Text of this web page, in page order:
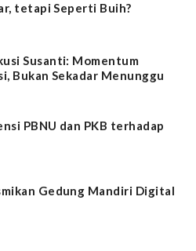
tetapi Seperti Buih?
Susanti: Momentum
Bukan Sekadar Menunggu
PBNU dan PKB terhadap
Gedung Mandiri Digital